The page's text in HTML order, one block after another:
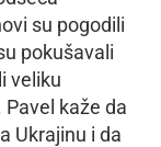
su pogodili
pokušavali
veliku
kaže da
Ukrajinu i da